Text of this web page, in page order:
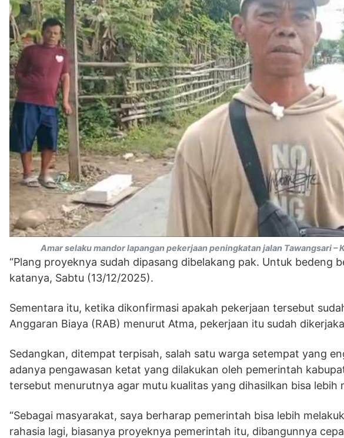
Amar selaku mandor lapangan pekerjaan peningkatan jalan Tawangsari
“Plang proyeknya sudah dipasang dibelakang pak. Untuk bedeng
katanya, Sabtu (13/12/2025).
Sementara itu, ketika dikonfirmasi apakah pekerjaan tersebut
Anggaran Biaya (RAB) menurut Atma, pekerjaan itu sudah
Sedangkan, ditempat terpisah, salah satu warga setempat yang
adanya pengawasan ketat yang dilakukan oleh pemerintah
tersebut menurutnya agar mutu kualitas yang dihasilkan bisa lebih
“Sebagai masyarakat, saya berharap pemerintah bisa lebih
rahasia lagi, biasanya proyeknya pemerintah itu, dibangunnya